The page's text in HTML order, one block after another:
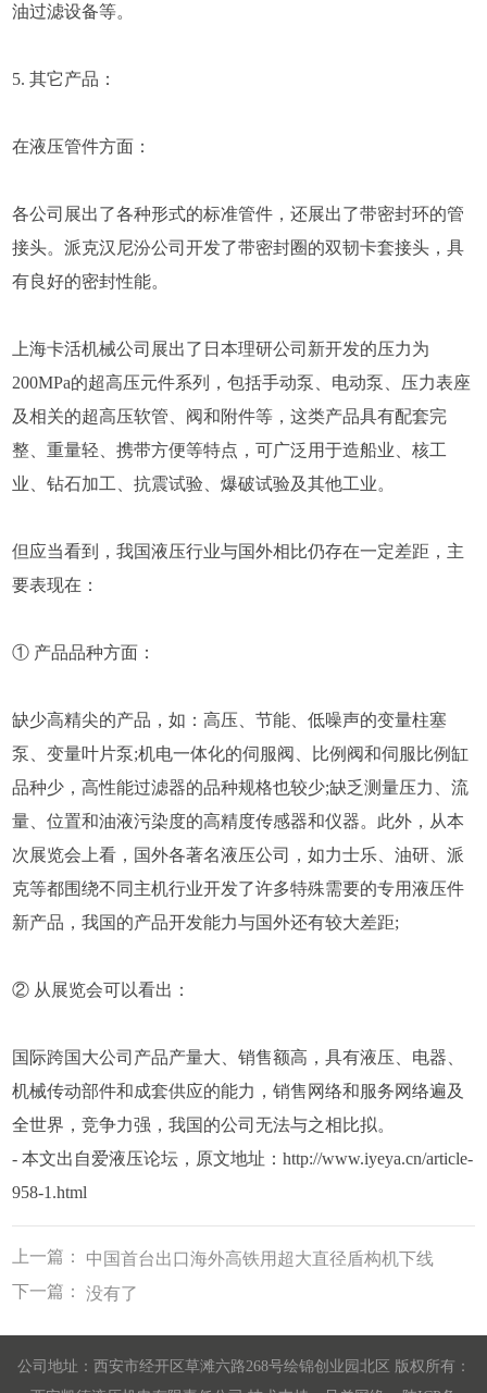
油过滤设备等。
5. 其它产品：
在液压管件方面：
各公司展出了各种形式的标准管件，还展出了带密封环的管
接头。派克汉尼汾公司开发了带密封圈的双韧卡套接头，具
有良好的密封性能。
上海卡活机械公司展出了日本理研公司新开发的压力为
200MPa的超高压元件系列，包括手动泵、电动泵、压力表座
及相关的超高压软管、阀和附件等，这类产品具有配套完
整、重量轻、携带方便等特点，可广泛用于造船业、核工
业、钻石加工、抗震试验、爆破试验及其他工业。
但应当看到，我国液压行业与国外相比仍存在一定差距，主
要表现在：
① 产品品种方面：
缺少高精尖的产品，如：高压、节能、低噪声的变量柱塞
泵、变量叶片泵;机电一体化的伺服阀、比例阀和伺服比例缸
品种少，高性能过滤器的品种规格也较少;缺乏测量压力、流
量、位置和油液污染度的高精度传感器和仪器。此外，从本
次展览会上看，国外各著名液压公司，如力士乐、油研、派
克等都围绕不同主机行业开发了许多特殊需要的专用液压件
新产品，我国的产品开发能力与国外还有较大差距;
② 从展览会可以看出：
国际跨国大公司产品产量大、销售额高，具有液压、电器、
机械传动部件和成套供应的能力，销售网络和服务网络遍及
全世界，竞争力强，我国的公司无法与之相比拟。
- 本文出自爱液压论坛，原文地址：http://www.iyeya.cn/article-
958-1.html
上一篇：
中国首台出口海外高铁用超大直径盾构机下线
下一篇：
没有了
公司地址：西安市经开区草滩六路268号绘锦创业园北区 版权所有：